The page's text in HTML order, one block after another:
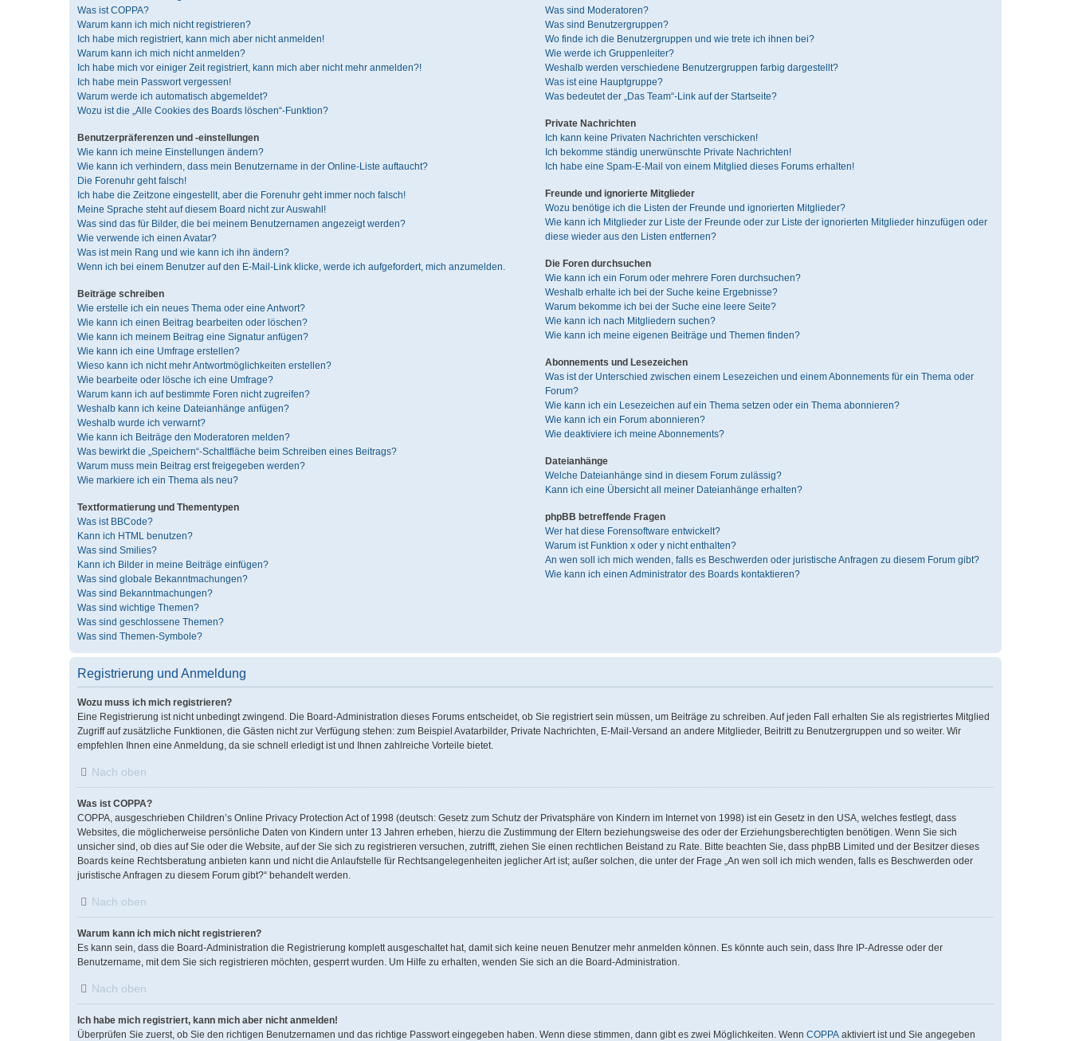
Was ist COPPA?
Warum kann ich mich nicht registrieren?
Ich habe mich registriert, kann mich aber nicht anmelden!
Warum kann ich mich nicht anmelden?
Ich habe mich vor einiger Zeit registriert, kann mich aber nicht mehr anmelden?!
Ich habe mein Passwort vergessen!
Warum werde ich automatisch abgemeldet?
Wozu ist die „Alle Cookies des Boards löschen“-Funktion?
Benutzerpräferenzen und -einstellungen
Wie kann ich meine Einstellungen ändern?
Wie kann ich verhindern, dass mein Benutzername in der Online-Liste auftaucht?
Die Forenuhr geht falsch!
Ich habe die Zeitzone eingestellt, aber die Forenuhr geht immer noch falsch!
Meine Sprache steht auf diesem Board nicht zur Auswahl!
Was sind das für Bilder, die bei meinem Benutzernamen angezeigt werden?
Wie verwende ich einen Avatar?
Was ist mein Rang und wie kann ich ihn ändern?
Wenn ich bei einem Benutzer auf den E-Mail-Link klicke, werde ich aufgefordert, mich anzumelden.
Beiträge schreiben
Wie erstelle ich ein neues Thema oder eine Antwort?
Wie kann ich einen Beitrag bearbeiten oder löschen?
Wie kann ich meinem Beitrag eine Signatur anfügen?
Wie kann ich eine Umfrage erstellen?
Wieso kann ich nicht mehr Antwortmöglichkeiten erstellen?
Wie bearbeite oder lösche ich eine Umfrage?
Warum kann ich auf bestimmte Foren nicht zugreifen?
Weshalb kann ich keine Dateianhänge anfügen?
Weshalb wurde ich verwarnt?
Wie kann ich Beiträge den Moderatoren melden?
Was bewirkt die „Speichern“-Schaltfläche beim Schreiben eines Beitrags?
Warum muss mein Beitrag erst freigegeben werden?
Wie markiere ich ein Thema als neu?
Textformatierung und Thementypen
Was ist BBCode?
Kann ich HTML benutzen?
Was sind Smilies?
Kann ich Bilder in meine Beiträge einfügen?
Was sind globale Bekanntmachungen?
Was sind Bekanntmachungen?
Was sind wichtige Themen?
Was sind geschlossene Themen?
Was sind Themen-Symbole?
Was sind Moderatoren?
Was sind Benutzergruppen?
Wo finde ich die Benutzergruppen und wie trete ich ihnen bei?
Wie werde ich Gruppenleiter?
Weshalb werden verschiedene Benutzergruppen farbig dargestellt?
Was ist eine Hauptgruppe?
Was bedeutet der „Das Team“-Link auf der Startseite?
Private Nachrichten
Ich kann keine Privaten Nachrichten verschicken!
Ich bekomme ständig unerwünschte Private Nachrichten!
Ich habe eine Spam-E-Mail von einem Mitglied dieses Forums erhalten!
Freunde und ignorierte Mitglieder
Wozu benötige ich die Listen der Freunde und ignorierten Mitglieder?
Wie kann ich Mitglieder zur Liste der Freunde oder zur Liste der ignorierten Mitglieder hinzufügen oder
diese wieder aus den Listen entfernen?
Die Foren durchsuchen
Wie kann ich ein Forum oder mehrere Foren durchsuchen?
Weshalb erhalte ich bei der Suche keine Ergebnisse?
Warum bekomme ich bei der Suche eine leere Seite?
Wie kann ich nach Mitgliedern suchen?
Wie kann ich meine eigenen Beiträge und Themen finden?
Abonnements und Lesezeichen
Was ist der Unterschied zwischen einem Lesezeichen und einem Abonnements für ein Thema oder
Forum?
Wie kann ich ein Lesezeichen auf ein Thema setzen oder ein Thema abonnieren?
Wie kann ich ein Forum abonnieren?
Wie deaktiviere ich meine Abonnements?
Dateianhänge
Welche Dateianhänge sind in diesem Forum zulässig?
Kann ich eine Übersicht all meiner Dateianhänge erhalten?
phpBB betreffende Fragen
Wer hat diese Forensoftware entwickelt?
Warum ist Funktion x oder y nicht enthalten?
An wen soll ich mich wenden, falls es Beschwerden oder juristische Anfragen zu diesem Forum gibt?
Wie kann ich einen Administrator des Boards kontaktieren?
Registrierung und Anmeldung
Wozu muss ich mich registrieren?
Eine Registrierung ist nicht unbedingt zwingend. Die Board-Administration dieses Forums entscheidet, ob Sie registriert sein müssen, um Beiträge zu schreiben. Auf jeden Fall erhalten Sie als registriertes Mitglied
Zugriff auf zusätzliche Funktionen, die Gästen nicht zur Verfügung stehen: zum Beispiel Avatarbilder, Private Nachrichten, E-Mail-Versand an andere Mitglieder, Beitritt zu Benutzergruppen und so weiter. Wir
empfehlen Ihnen eine Anmeldung, da sie schnell erledigt ist und Ihnen zahlreiche Vorteile bietet.
Nach oben
Was ist COPPA?
COPPA, ausgeschrieben Children’s Online Privacy Protection Act of 1998 (deutsch: Gesetz zum Schutz der Privatsphäre von Kindern im Internet von 1998) ist ein Gesetz in den USA, welches festlegt, dass
Websites, die möglicherweise persönliche Daten von Kindern unter 13 Jahren erheben, hierzu die Zustimmung der Eltern beziehungsweise des oder der Erziehungsberechtigten benötigen. Wenn Sie sich
unsicher sind, ob dies auf Sie oder die Website, auf der Sie sich zu registrieren versuchen, zutrifft, ziehen Sie einen rechtlichen Beistand zu Rate. Bitte beachten Sie, dass phpBB Limited und der Besitzer dieses
Boards keine Rechtsberatung anbieten kann und nicht die Anlaufstelle für Rechtsangelegenheiten jeglicher Art ist; außer solchen, die unter der Frage „An wen soll ich mich wenden, falls es Beschwerden oder
juristische Anfragen zu diesem Forum gibt?“ behandelt werden.
Nach oben
Warum kann ich mich nicht registrieren?
Es kann sein, dass die Board-Administration die Registrierung komplett ausgeschaltet hat, damit sich keine neuen Benutzer mehr anmelden können. Es könnte auch sein, dass Ihre IP-Adresse oder der
Benutzername, mit dem Sie sich registrieren möchten, gesperrt wurden. Um Hilfe zu erhalten, wenden Sie sich an die Board-Administration.
Nach oben
Ich habe mich registriert, kann mich aber nicht anmelden!
Überprüfen Sie zuerst, ob Sie den richtigen Benutzernamen und das richtige Passwort eingegeben haben. Wenn diese stimmen, dann gibt es zwei Möglichkeiten. Wenn COPPA aktiviert ist und Sie angegeben